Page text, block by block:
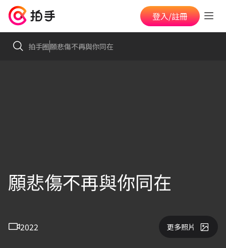
登入/註冊
拍手圈願悲傷不再與你同在
願悲傷不再與你同在
2022 更多照片